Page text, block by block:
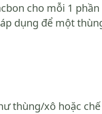
cho mỗi 1
dụng để một
thùng/xô hoặc